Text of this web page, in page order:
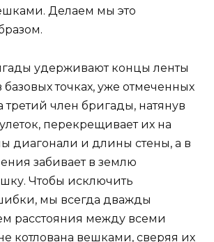
Делаем мы это
удерживают концы ленты
базовых точках, уже отмеченных
член бригады, натянув
перекрещивает их на
диагонали и длины стены, а в
забивает в землю
Чтобы исключить
мы всегда дважды
расстояния между всеми
котлована вешками, сверяя их